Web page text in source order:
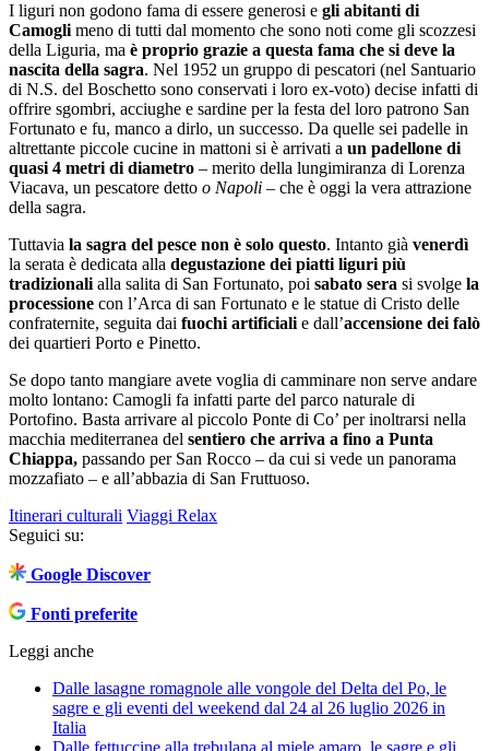
I liguri non godono fama di essere generosi e gli abitanti di
Camogli meno di tutti dal momento che sono noti come gli scozzesi
della Liguria, ma è proprio grazie a questa fama che si deve la
nascita della sagra. Nel 1952 un gruppo di pescatori (nel Santuario
di N.S. del Boschetto sono conservati i loro ex-voto) decise infatti di
offrire sgombri, acciughe e sardine per la festa del loro patrono San
Fortunato e fu, manco a dirlo, un successo. Da quelle sei padelle in
altrettante piccole cucine in mattoni si è arrivati a un padellone di
quasi 4 metri di diametro – merito della lungimiranza di Lorenza
Viacava, un pescatore detto o Napoli – che è oggi la vera attrazione
della sagra.
Tuttavia la sagra del pesce non è solo questo. Intanto già venerdì
la serata è dedicata alla degustazione dei piatti liguri più
tradizionali alla salita di San Fortunato, poi sabato sera si svolge la
processione con l’Arca di san Fortunato e le statue di Cristo delle
confraternite, seguita dai fuochi artificiali e dall’accensione dei falò
dei quartieri Porto e Pinetto.
Se dopo tanto mangiare avete voglia di camminare non serve andare
molto lontano: Camogli fa infatti parte del parco naturale di
Portofino. Basta arrivare al piccolo Ponte di Co’ per inoltrarsi nella
macchia mediterranea del sentiero che arriva a fino a Punta
Chiappa, passando per San Rocco – da cui si vede un panorama
mozzafiato – e all’abbazia di San Fruttuoso.
Itinerari culturali Viaggi Relax
Seguici su:
Google Discover
Fonti preferite
Leggi anche
Dalle lasagne romagnole alle vongole del Delta del Po, le
sagre e gli eventi del weekend dal 24 al 26 luglio 2026 in
Italia
Dalle fettuccine alla trebulana al miele amaro, le sagre e gli